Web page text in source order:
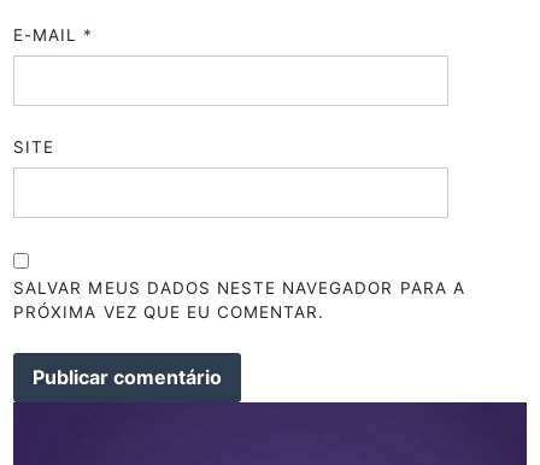
E-MAIL *
SITE
SALVAR MEUS DADOS NESTE NAVEGADOR PARA A
PRÓXIMA VEZ QUE EU COMENTAR.